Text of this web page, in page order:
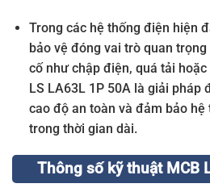
Trong các hệ thống điện hiện
bảo vệ đóng vai trò quan
cố như chập điện, quá tải
LS LA63L 1P 50A là giải pháp
cao độ an toàn và đảm bảo
trong thời gian dài.
Thông số kỹ thuật MCB